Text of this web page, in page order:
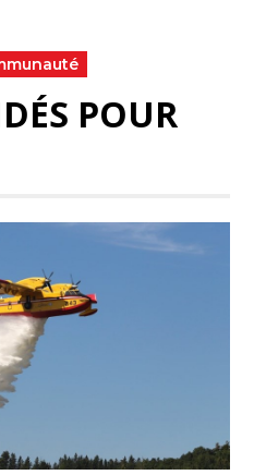
POUR